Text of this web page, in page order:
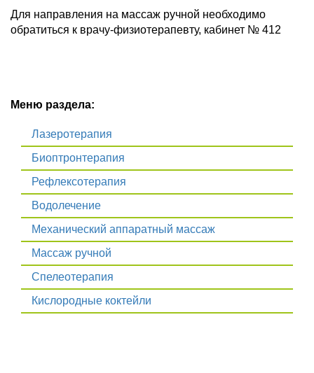
Для направления на массаж ручной необходимо
обратиться к врачу-физиотерапевту, кабинет № 412
Меню раздела:
Лазеротерапия
Биоптронтерапия
Рефлексотерапия
Водолечение
Механический аппаратный массаж
Массаж ручной
Спелеотерапия
Кислородные коктейли